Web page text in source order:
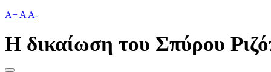
A+ A A-
Η δικαίωση του Σπύρου